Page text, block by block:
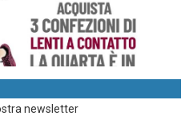
newsletter